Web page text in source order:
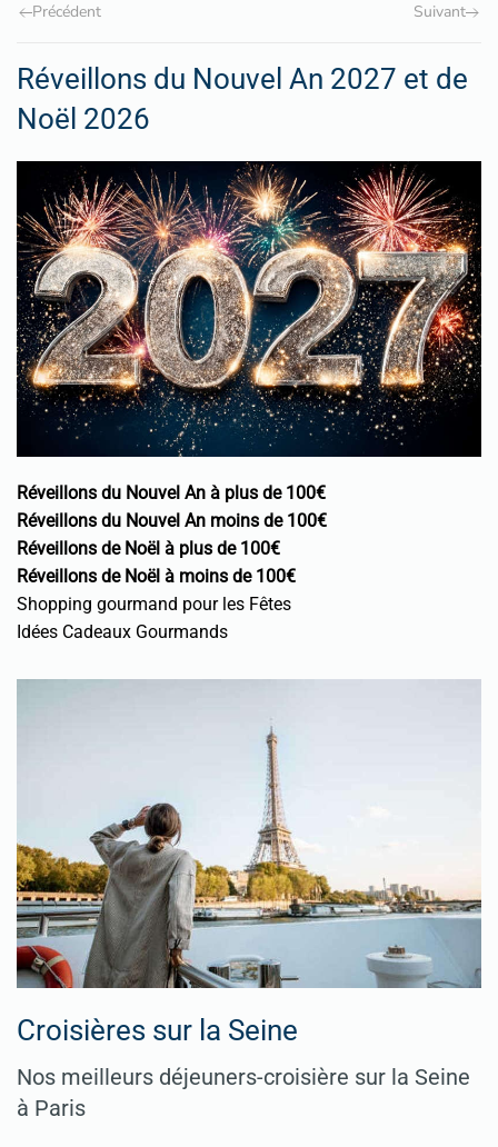
Précédent Suivant
Réveillons du Nouvel An 2027 et de
Noël 2026
Réveillons du Nouvel An à plus de 100€
Réveillons du Nouvel An moins de 100€
Réveillons de Noël à plus de 100€
Réveillons de Noël à moins de 100€
Shopping gourmand pour les Fêtes
Idées Cadeaux Gourmands
Croisières sur la Seine
Nos meilleurs déjeuners-croisière sur la Seine
à Paris